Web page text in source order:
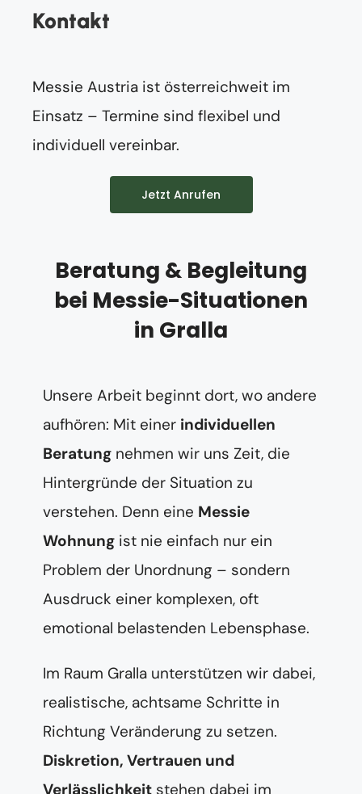
Kontakt
Messie Austria ist österreichweit im
Einsatz – Termine sind flexibel und
individuell vereinbar.
Jetzt Anrufen
Beratung & Begleitung
bei Messie-Situationen
in Gralla
Unsere Arbeit beginnt dort, wo andere
aufhören: Mit einer individuellen
Beratung nehmen wir uns Zeit, die
Hintergründe der Situation zu
verstehen. Denn eine Messie
Wohnung ist nie einfach nur ein
Problem der Unordnung – sondern
Ausdruck einer komplexen, oft
emotional belastenden Lebensphase.
Im Raum Gralla unterstützen wir dabei,
realistische, achtsame Schritte in
Richtung Veränderung zu setzen.
Diskretion, Vertrauen und
Verlässlichkeit stehen dabei im